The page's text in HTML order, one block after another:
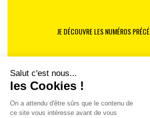
JE DÉCOUVRE LES NUMÉROS